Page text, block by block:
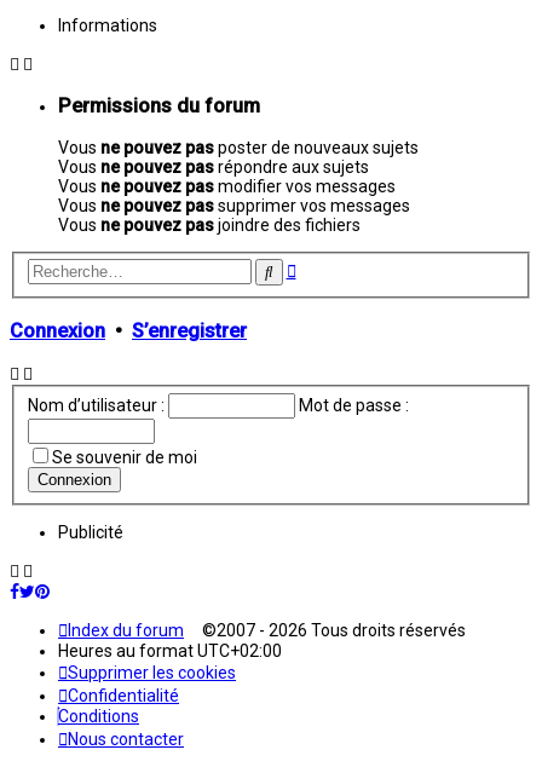
Informations
Permissions du forum
Vous ne pouvez pasposter de nouveaux sujets
Vous ne pouvez pasrépondre aux sujets
Vous ne pouvez pasmodifier vos messages
Vous ne pouvez passupprimer vos messages
Vous ne pouvez pasjoindre des fichiers
Rechercher
Recherche
Connexion • S’enregistrer
Nom d’utilisateur : Mot de passe :
Se souvenir de moi
Publicité
Index du forum ©2007 - 2026 Tous droits réservés
Heures au formatUTC+02:00
Supprimer les cookies
Confidentialité
Conditions
Nous contacter